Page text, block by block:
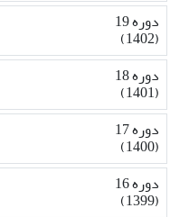
دوره 19
(1402)
دوره 18
(1401)
دوره 17
(1400)
دوره 16
(1399)